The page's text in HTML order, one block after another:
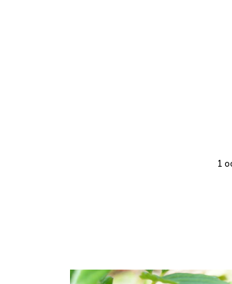
1